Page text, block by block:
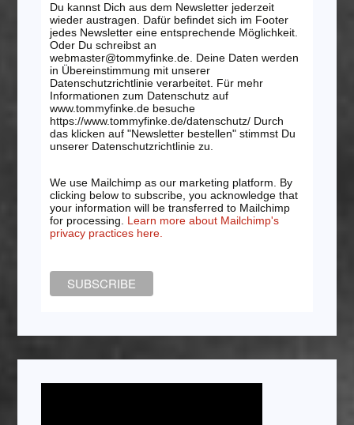
Du kannst Dich aus dem Newsletter jederzeit
wieder austragen. Dafür befindet sich im Footer
jedes Newsletter eine entsprechende Möglichkeit.
Oder Du schreibst an
webmaster@tommyfinke.de. Deine Daten werden
in Übereinstimmung mit unserer
Datenschutzrichtlinie verarbeitet. Für mehr
Informationen zum Datenschutz auf
www.tommyfinke.de besuche
https://www.tommyfinke.de/datenschutz/ Durch
das klicken auf "Newsletter bestellen" stimmst Du
unserer Datenschutzrichtlinie zu.
We use Mailchimp as our marketing platform. By
clicking below to subscribe, you acknowledge that
your information will be transferred to Mailchimp
for processing. Learn more about Mailchimp's
privacy practices here.